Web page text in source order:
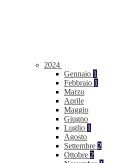
2024
Gennaio 1
Febbraio 1
Marzo
Aprile
Maggio
Giugno
Luglio 1
Agosto
Settembre 2
Ottobre 2